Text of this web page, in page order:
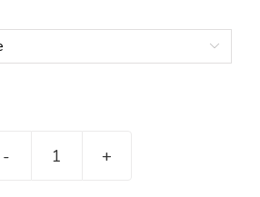

quantité